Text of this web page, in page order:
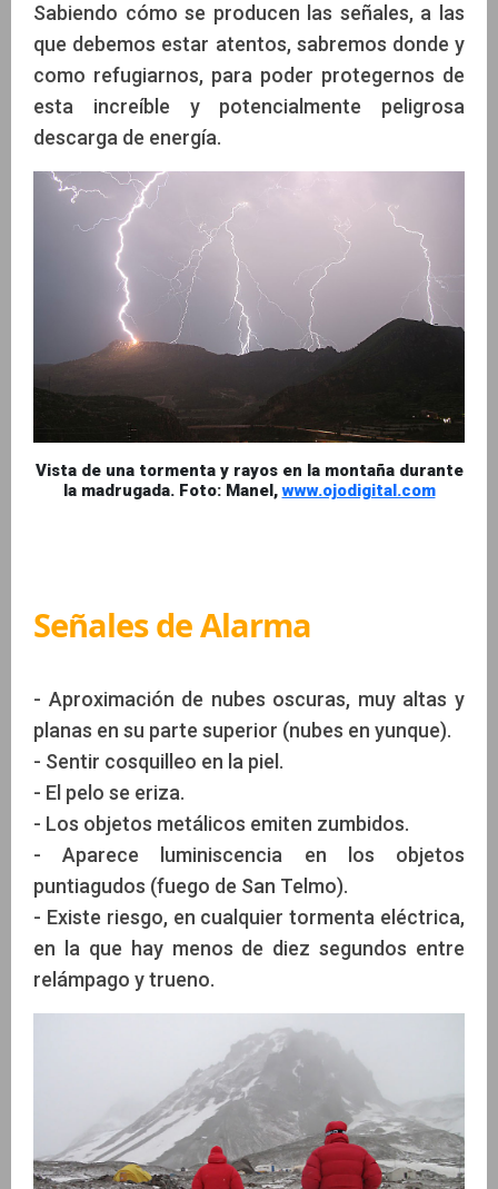
Sabiendo cómo se producen las señales, a las
que debemos estar atentos, sabremos donde y
como refugiarnos, para poder protegernos de
esta increíble y potencialmente peligrosa
descarga de energía.
Vista de una tormenta y rayos en la montaña durante
la madrugada. Foto: Manel,www.ojodigital.com
Señales de Alarma
- Aproximación de nubes oscuras, muy altas y
planas en su parte superior (nubes en yunque).
- Sentir cosquilleo en la piel.
- El pelo se eriza.
- Los objetos metálicos emiten zumbidos.
- Aparece luminiscencia en los objetos
puntiagudos (fuego de San Telmo).
- Existe riesgo, en cualquier tormenta eléctrica,
en la que hay menos de diez segundos entre
relámpago y trueno.